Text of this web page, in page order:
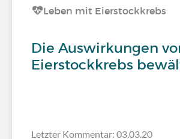
Leben mit Eierstockkrebs
Die Auswirkungen
Eierstockkrebs
Letzter Kommentar: 03.03.20